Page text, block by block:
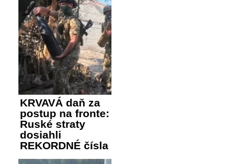
KRVAVÁ daň za
postup na fronte:
Ruské straty
dosiahli
REKORDNÉ čísla